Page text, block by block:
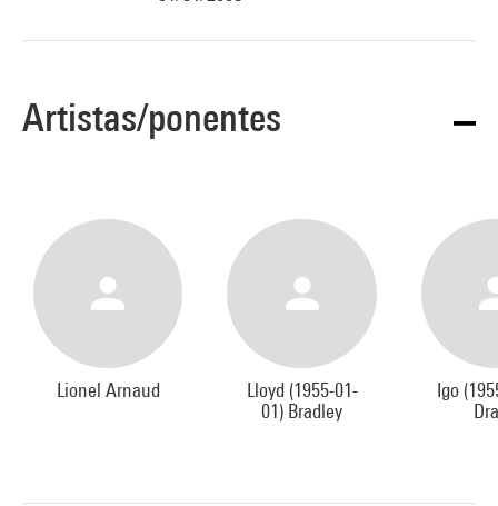
Artistas/ponentes
Lionel Arnaud
Lloyd (1955-01-
01) Bradley
Igo